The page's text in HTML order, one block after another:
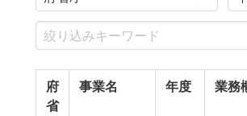
府
省
事業名 年度 業務